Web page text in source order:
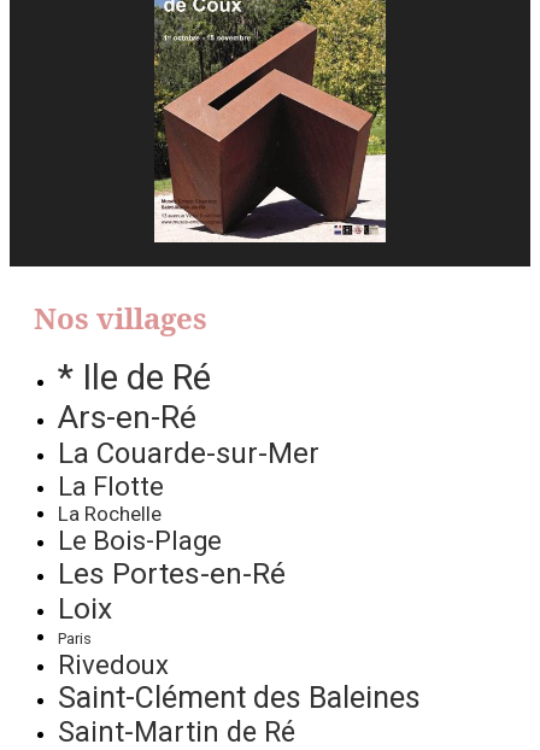
Nos villages
* Ile de Ré
Ars-en-Ré
La Couarde-sur-Mer
La Flotte
La Rochelle
Le Bois-Plage
Les Portes-en-Ré
Loix
Paris
Rivedoux
Saint-Clément des Baleines
Saint-Martin de Ré